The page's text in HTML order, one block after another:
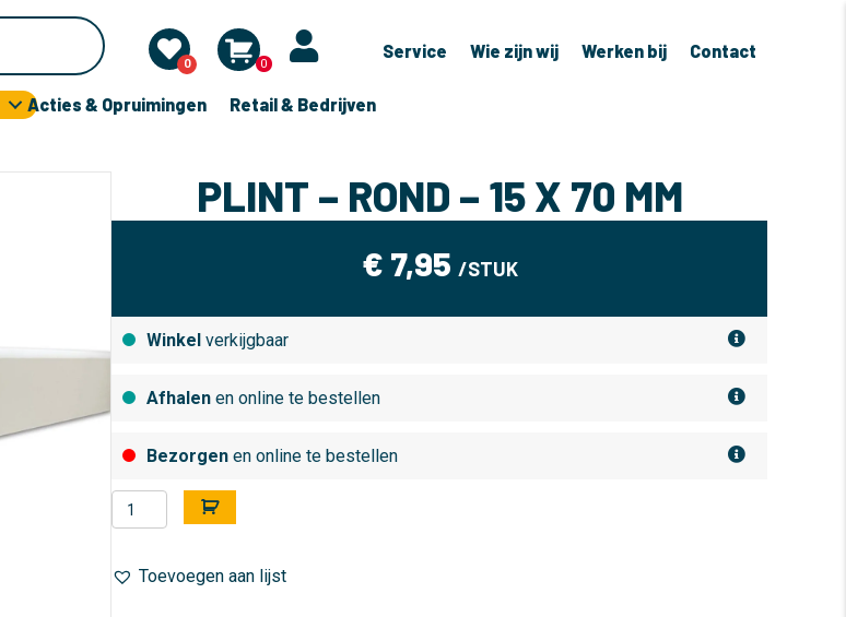
0 0
Service Wie zijn wij Werken bij Contact
Acties & Opruimingen Retail & Bedrijven
PLINT – ROND – 15 X 70 MM
€ 7,95 /STUK
Winkel verkijgbaar
Afhalen en online te bestellen
Bezorgen en online te bestellen
Plint
-
-
l
e
Toevoegen aan lijst